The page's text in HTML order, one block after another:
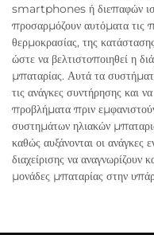
smartphones ή διεπαφών
προσαρμόζουν αυτόματα τις
θερμοκρασίας, της
ώστε να βελτιστοποιηθεί η
μπαταρίας. Αυτά τα
τις ανάγκες συντήρησης και
προβλήματα πριν
συστημάτων ηλιακών
καθώς αυξάνονται οι ανάγκες
διαχείρισης να
μονάδες μπαταρίας στην